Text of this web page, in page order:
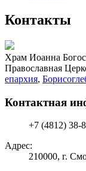
Контакты
Храм Иоанна
Православная
епархия,
Контактная
+7 (4812) 38-
Адрес:
210000, г.